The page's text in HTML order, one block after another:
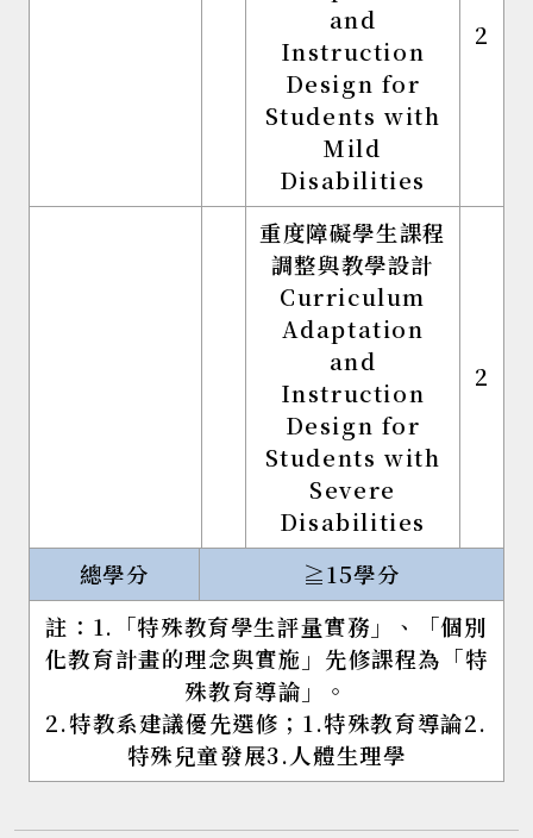
and
Instruction
Design for
Students with
Mild
Disabilities
2
重度障礙學生課程
調整與教學設計
Curriculum
Adaptation
and
Instruction
Design for
Students with
Severe
Disabilities
2
總學分
≧15學分
註：1.「特殊教育學生評量實務」、「個別
化教育計畫的理念與實施」先修課程為「特
殊教育導論」。
2.特教系建議優先選修；1.特殊教育導論2.
特殊兒童發展3.人體生理學